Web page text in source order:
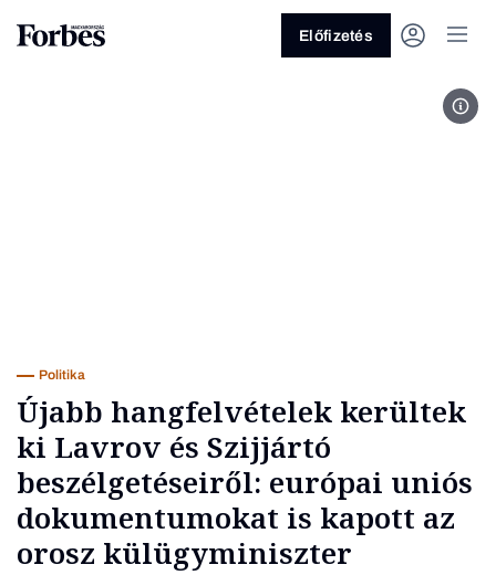
Előfizetés
Politika
Újabb hangfelvételek kerültek
ki Lavrov és Szijjártó
beszélgetéseiről: európai uniós
dokumentumokat is kapott az
orosz külügyminiszter